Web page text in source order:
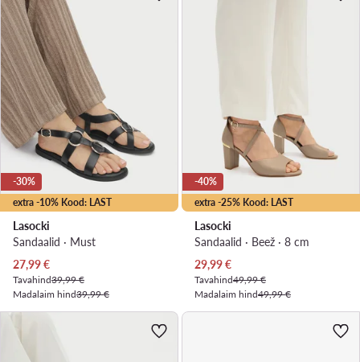
extra -10% Kood: LAST
-30%
Lasocki
Sandaalid · Must
Praegune hind
27,99€
Tavahind39,99 €
Madalaim hind39,99 €
extra -25% Kood: LAST
-40%
Lasocki
Sandaalid · Beež · 8 cm
Praegune hind
29,99€
Tavahind49,99 €
Madalaim hind49,99 €